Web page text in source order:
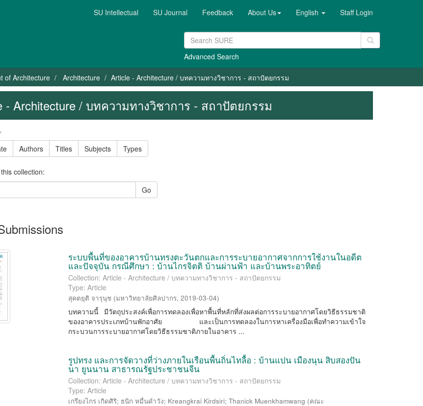
SU Intellectual SU Journal Feedback About Us English Staff Login
Advanced Search
of Architecture Architecture Article - Architecture / บทความทางวิชาการ - สถาปัตยกรรม
- Architecture / บทความทางวิชาการ - สถาปัตยกรรม
Authors Titles Subjects Types
collection:
Go
ระบบพื้นที่ของอาคารบ้านทรงตะวันตกและการระบายอากาศจากการใช้งานในอดีต
และปัจจุบัน กรณีศึกษา : บ้านไกรจิตติ บ้านผ่านฟ้า และบ้านพระอาทิตย์
Collection: Article - Architecture / บทความทางวิชาการ - สถาปัตยกรรม
Type: Article
สุคตยุติ จารุนุช (มหาวิทยาลัยศิลปากร,2019-03-04)
บทความนี้ มีวัตถุประสงค์เพื่อการทดลองเพื่อหาพื้นที่หลักที่ส่งผลต่อการระบายอากาศโดยวิธีธรรมชาติ
ของอาคารประเภทบ้านพักอาศัย และเป็นการทดลองในการหาเครื่องมือเพื่อทำความเข้าใจ
กระบวนการระบายอากาศโดยวิธีธรรมชาติภายในอาคาร ...
รูปทรง และการจัดวางที่ว่างภายในเรือนพื้นถิ่นไทลื้อ : บ้านแปน เมืองนุน สิบสองปัน
นา ยูนนาน สาธารณรัฐประชาชนจีน
Collection: Article - Architecture / บทความทางวิชาการ - สถาปัตยกรรม
Type: Article
เกรียงไกร เกิดศิริ; ธนิก หมื่นคำวัง; Kreangkrai Kirdsiri;Thanick Muenkhamwang (คณะ